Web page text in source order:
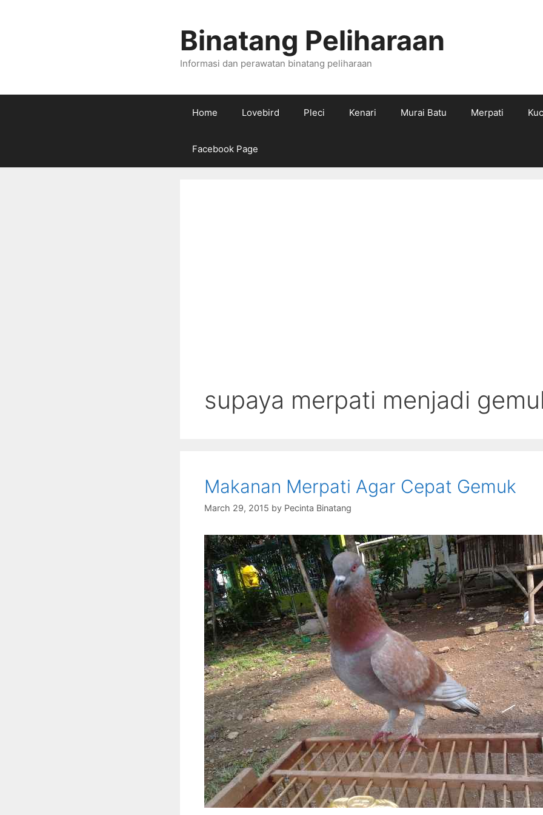
Binatang Peliharaan
Informasi dan perawatan binatang peliharaan
Home Lovebird Pleci Kenari Murai Batu Merpati
Facebook Page
supaya merpati menjadi
Makanan Merpati Agar Cepat Gemuk
March 29, 2015 by Pecinta Binatang